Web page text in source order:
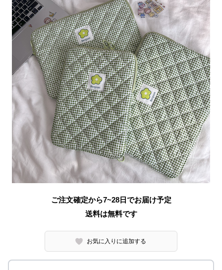
ご注文確定から7~28日でお届け予定
送料は無料です
お気に入りに追加する